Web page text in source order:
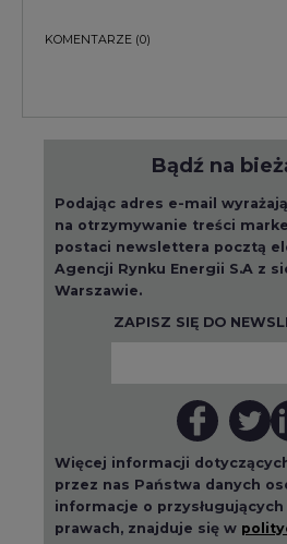
KOMENTARZE (0)
Bądź na
Podając adres e-mail
na otrzymywanie treści
postaci newslettera pocztą
Agencji Rynku Energii S.A z
Warszawie.
ZAPISZ SIĘ DO
Więcej informacji
przez nas Państwa danych
informacje o
prawach, znajduje się w